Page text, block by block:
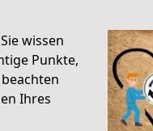
wissen
Punkte,
Ihres